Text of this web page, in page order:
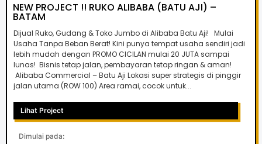
NEW PROJECT !! RUKO ALIBABA (BATU AJI) –
BATAM
Dijual Ruko, Gudang & Toko Jumbo di Alibaba Batu Aji! Mulai
Usaha Tanpa Beban Berat! Kini punya tempat usaha sendiri jadi
lebih mudah dengan PROMO CICILAN mulai 20 JUTA sampai
lunas! Bisnis tetap jalan, pembayaran tetap ringan & aman!
Alibaba Commercial – Batu Aji Lokasi super strategis di pinggir
jalan utama (ROW 100) Area ramai, cocok untuk...
Lihat Project
Dimulai pada: